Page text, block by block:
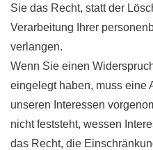
Sie das Recht, statt der
Verarbeitung Ihrer
verlangen.
Wenn Sie einen
eingelegt haben, muss eine
unseren Interessen
nicht feststeht, wessen
das Recht, die